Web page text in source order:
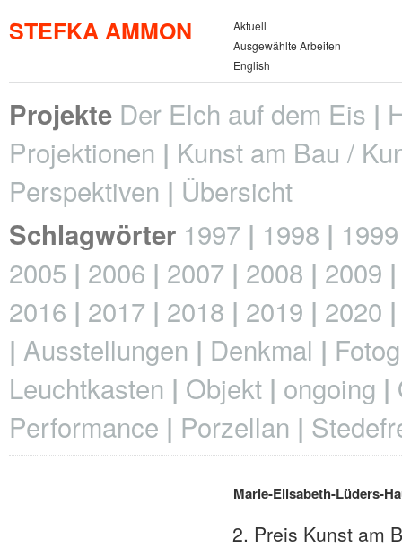
STEFKA AMMON
Aktuell
Ausgewählte Arbeiten
English
Projekte Der Elch auf dem Eis
Projektionen
Kunst am Bau /
Perspektiven
Übersicht
Schlagwörter 1997 1998
1999
2005
2006 2007 2008
2009
2016
2017 2018 2019
2020
Ausstellungen
Denkmal
Leuchtkasten
Objekt ongoing
Performance
Porzellan
Marie-Elisabeth-Lüders-
2. Preis Kunst am